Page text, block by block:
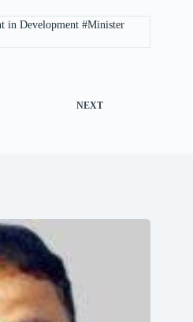
in Development #Minister
NEXT